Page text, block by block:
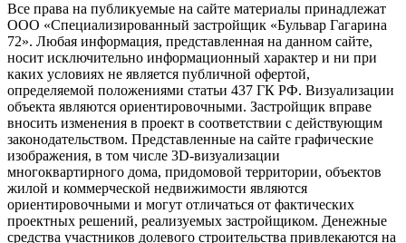
Все права на публикуемые на сайте материалы принадлежат
ООО «Специализированный застройщик «Бульвар Гагарина
72». Любая информация, представленная на данном сайте,
носит исключительно информационный характер и ни при
каких условиях не является публичной офертой,
определяемой положениями статьи 437 ГК РФ. Визуализации
объекта являются ориентировочными. Застройщик вправе
вносить изменения в проект в соответствии с действующим
законодательством. Представленные на сайте графические
изображения, в том числе 3D-визуализации
многоквартирного дома, придомовой территории, объектов
жилой и коммерческой недвижимости являются
ориентировочными и могут отличаться от фактических
проектных решений, реализуемых застройщиком. Денежные
средства участников долевого строительства привлекаются на